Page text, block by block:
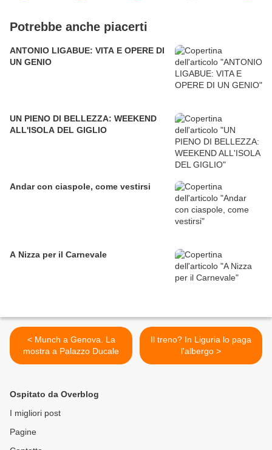
Potrebbe anche piacerti
ANTONIO LIGABUE: VITA E OPERE DI
UN GENIO
UN PIENO DI BELLEZZA: WEEKEND
ALL'ISOLA DEL GIGLIO
Andar con ciaspole, come vestirsi
A Nizza per il Carnevale
< Munch a Genova. La
mostra a Palazzo Ducale
Il treno? In Liguria lo paga
l'albergo >
Ospitato da Overblog
I migliori post
Pagine